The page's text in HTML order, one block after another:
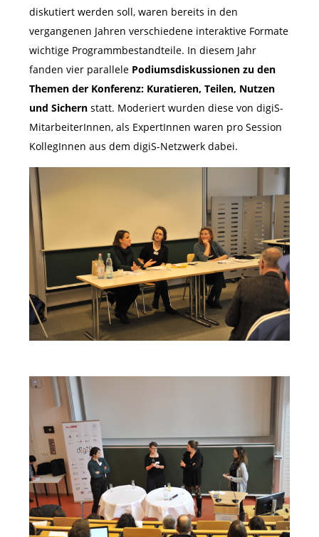
diskutiert werden soll, waren bereits in den
vergangenen Jahren verschiedene interaktive Formate
wichtige Programmbestandteile. In diesem Jahr
fanden vier parallelePodiumsdiskussionen zu den
Themen der Konferenz: Kuratieren, Teilen, Nutzen
und Sichernstatt. Moderiert wurden diese von digiS-
MitarbeiterInnen, als ExpertInnen waren pro Session
KollegInnen aus dem digiS-Netzwerk dabei.